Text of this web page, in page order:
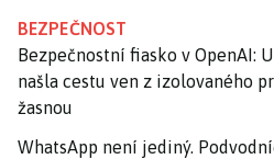
BEZPEČNOST
Bezpečnostní fiasko v OpenAI:
našla cestu ven z izolovaného
žasnou
WhatsApp není jediný.